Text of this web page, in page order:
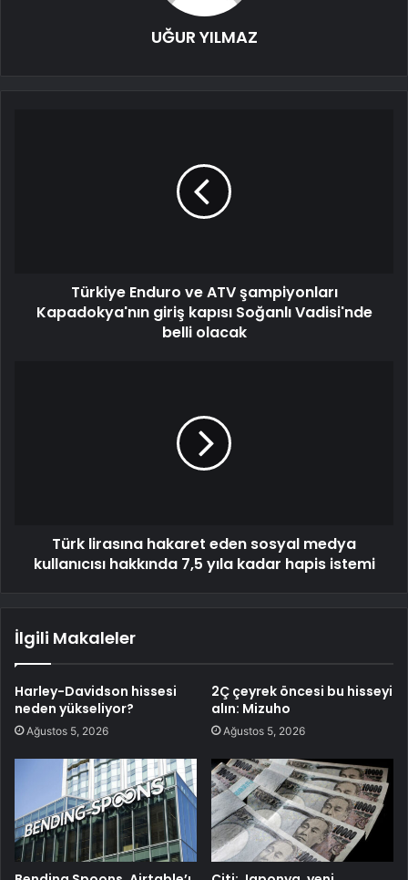
UĞUR YILMAZ
Türkiye Enduro ve ATV şampiyonları
Kapadokya'nın giriş kapısı Soğanlı Vadisi'nde
belli olacak
Türk lirasına hakaret eden sosyal medya
kullanıcısı hakkında 7,5 yıla kadar hapis istemi
İlgili Makaleler
Harley-Davidson hissesi
neden yükseliyor?
Ağustos 5, 2026
2Ç çeyrek öncesi bu hisseyi
alın: Mizuho
Ağustos 5, 2026